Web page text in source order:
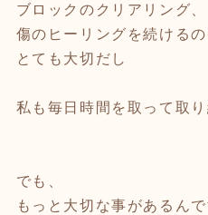
ブロックのクリアリング、
傷のヒーリングを続けるの
とても大切だし
私も毎日時間を取って取り
でも、
もっと大切な事があるんで